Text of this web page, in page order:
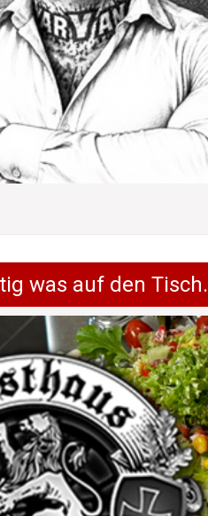
was auf den Tisch.